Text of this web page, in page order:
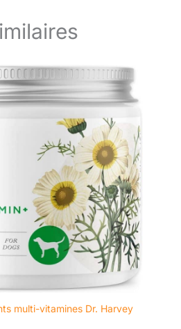
multi-vitamines Dr. Harvey